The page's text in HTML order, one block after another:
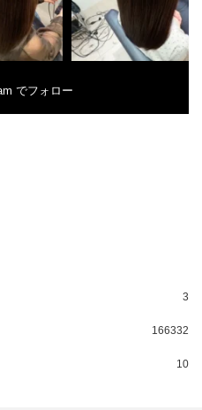
でフォロー
3
166332
10